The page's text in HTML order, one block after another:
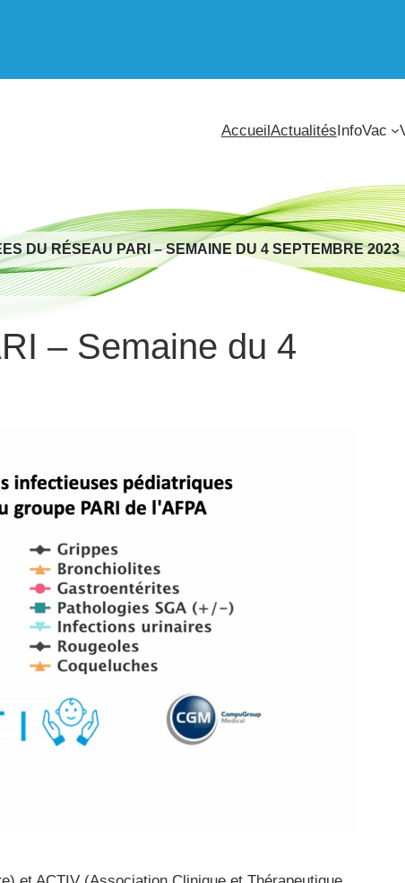
AccueilActualitésInfoVac
DU RÉSEAU PARI – SEMAINE DU 4 SEPTEMBRE 2023
– Semaine du 4